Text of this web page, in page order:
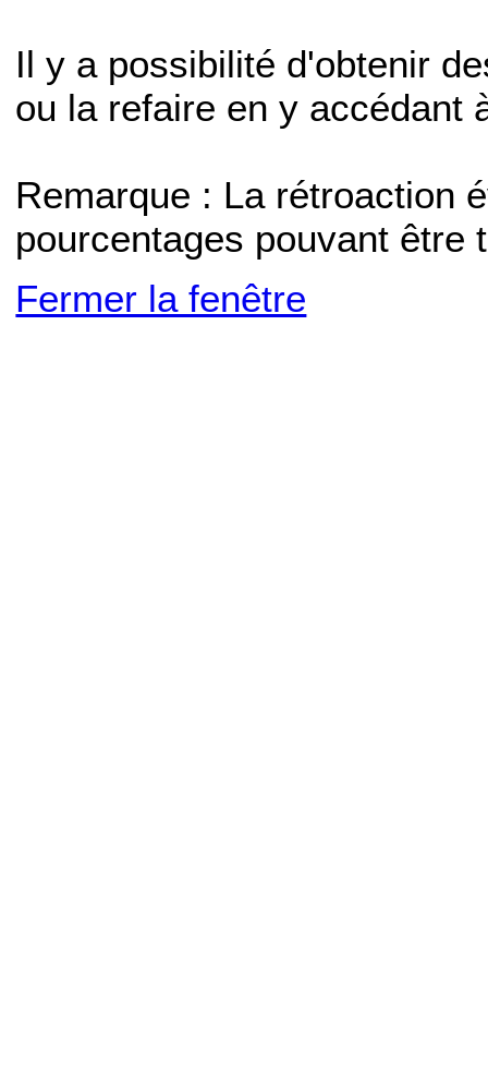
Il y a possibilité d'obtenir
ou la refaire en y accédant
Remarque : La rétroaction
pourcentages pouvant être
Fermer la fenêtre